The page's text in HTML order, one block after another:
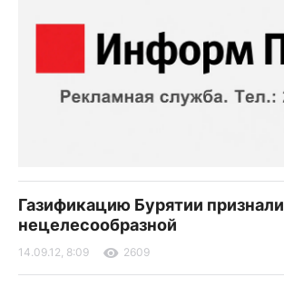
Газификацию Бурятии признали
нецелесообразной
14.09.12, 8:09 2609